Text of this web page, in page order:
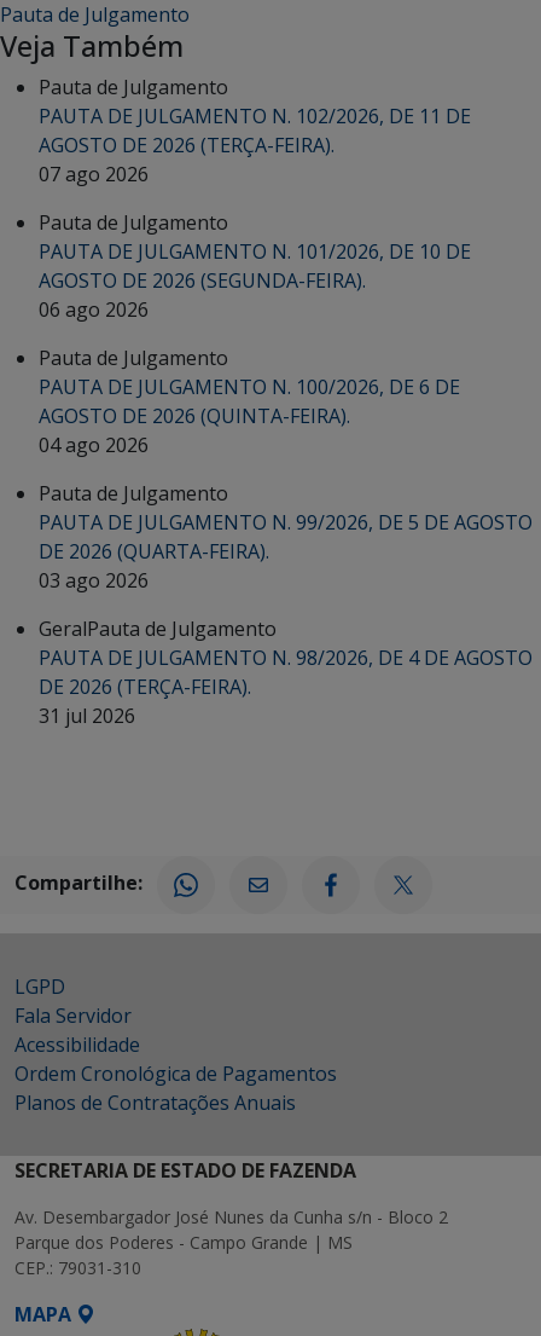
Pauta de Julgamento
Veja Também
Pauta de Julgamento
PAUTA DE JULGAMENTO N. 102/2026, DE 11 DE
AGOSTO DE 2026 (TERÇA-FEIRA).
07 ago 2026
Pauta de Julgamento
PAUTA DE JULGAMENTO N. 101/2026, DE 10 DE
AGOSTO DE 2026 (SEGUNDA-FEIRA).
06 ago 2026
Pauta de Julgamento
PAUTA DE JULGAMENTO N. 100/2026, DE 6 DE
AGOSTO DE 2026 (QUINTA-FEIRA).
04 ago 2026
Pauta de Julgamento
PAUTA DE JULGAMENTO N. 99/2026, DE 5 DE AGOSTO
DE 2026 (QUARTA-FEIRA).
03 ago 2026
GeralPauta de Julgamento
PAUTA DE JULGAMENTO N. 98/2026, DE 4 DE AGOSTO
DE 2026 (TERÇA-FEIRA).
31 jul 2026
Compartilhe:
LGPD
Fala Servidor
Acessibilidade
Ordem Cronológica de Pagamentos
Planos de Contratações Anuais
SECRETARIA DE ESTADO DE FAZENDA
Av. Desembargador José Nunes da Cunha s/n - Bloco 2
Parque dos Poderes - Campo Grande | MS
CEP.: 79031-310
MAPA